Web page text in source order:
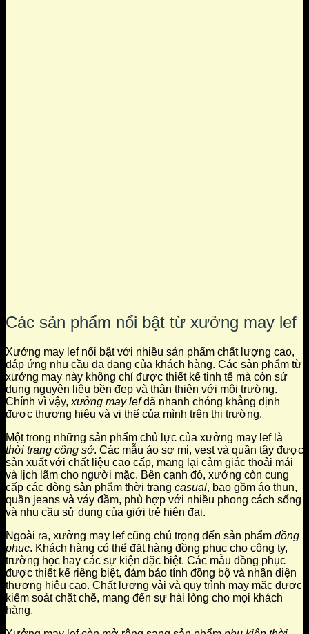
Các sản phẩm nổi bật từ xưởng may lef
Xưởng may lef nổi bật với nhiều sản phẩm chất lượng cao,
đáp ứng nhu cầu đa dạng của khách hàng. Các sản phẩm từ
xưởng may này không chỉ được thiết kế tinh tế mà còn sử
dụng nguyên liệu bền đẹp và thân thiện với môi trường.
Chính vì vậy, xưởng may lefđã nhanh chóng khẳng định
được thương hiệu và vị thế của mình trên thị trường.
Một trong những sản phẩm chủ lực của xưởng may lef là
thời trang công sở. Các mẫu áo sơ mi, vest và quần tây được
sản xuất với chất liệu cao cấp, mang lại cảm giác thoải mái
và lịch lãm cho người mặc. Bên cạnh đó, xưởng còn cung
cấp các dòng sản phẩm thời trang casual, bao gồm áo thun,
quần jeans và váy đầm, phù hợp với nhiều phong cách sống
và nhu cầu sử dụng của giới trẻ hiện đại.
Ngoài ra, xưởng may lef cũng chú trọng đến sản phẩm đồng
phục. Khách hàng có thể đặt hàng đồng phục cho công ty,
trường học hay các sự kiện đặc biệt. Các mẫu đồng phục
được thiết kế riêng biệt, đảm bảo tính đồng bộ và nhận diện
thương hiệu cao. Chất lượng vải và quy trình may mặc được
kiểm soát chặt chẽ, mang đến sự hài lòng cho mọi khách
hàng.